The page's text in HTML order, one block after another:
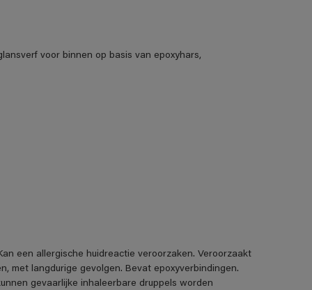
voor binnen op basis van epoxyhars,
een allergische huidreactie veroorzaken. Veroorzaakt
met langdurige gevolgen. Bevat epoxyverbindingen.
gevaarlijke inhaleerbare druppels worden